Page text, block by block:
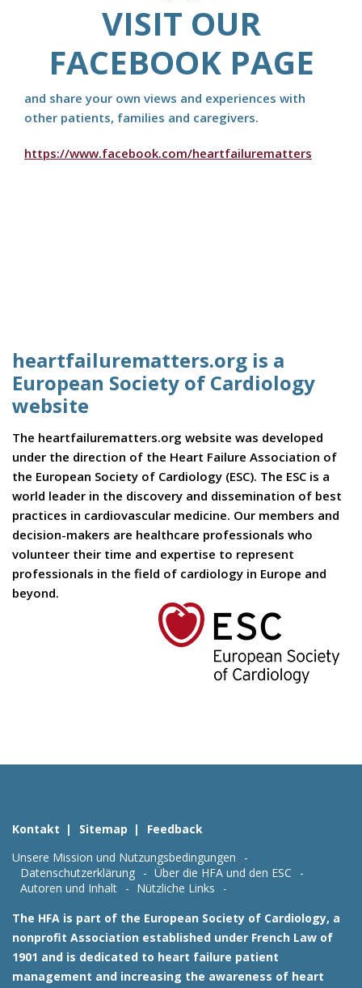
VISIT OUR
FACEBOOK PAGE
and share your own views and experiences with
other patients, families and caregivers.
https://www.facebook.com/heartfailurematters
heartfailurematters.org is a
European Society of Cardiology
website
The heartfailurematters.org website was developed
under the direction of the Heart Failure Association of
the European Society of Cardiology (ESC). The ESC is a
world leader in the discovery and dissemination of best
practices in cardiovascular medicine. Our members and
decision-makers are healthcare professionals who
volunteer their time and expertise to represent
professionals in the field of cardiology in Europe and
beyond.
Kontakt Sitemap
Feedback
Unsere Mission und Nutzungsbedingungen
Datenschutzerklärung
Über die HFA und den ESC
Autoren und Inhalt
Nützliche Links
The HFA is part of the European Society of Cardiology, a
nonprofit Association established under French Law of
1901 and is dedicated to heart failure patient
management and increasing the awareness of heart